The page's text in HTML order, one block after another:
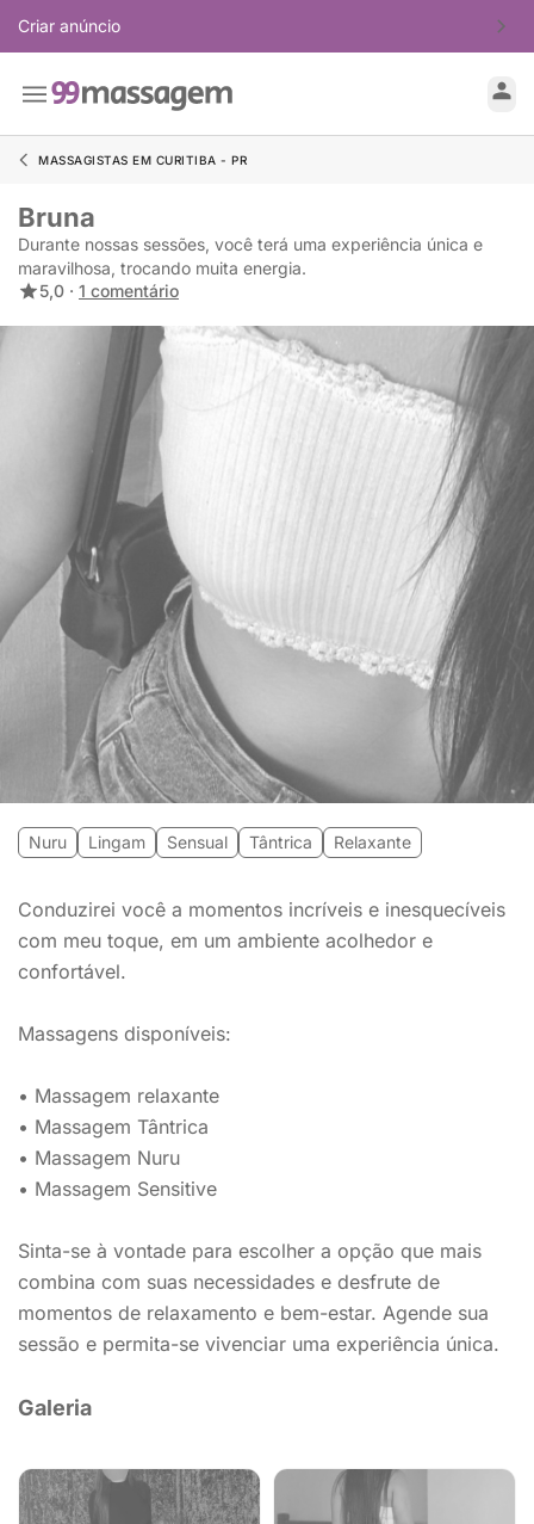
Criar anúncio
MASSAGISTAS EM CURITIBA - PR
Bruna
Durante nossas sessões, você terá uma experiência única e
maravilhosa, trocando muita energia.
5,0 · 1 comentário
Nuru Lingam Sensual Tântrica Relaxante
Conduzirei você a momentos incríveis e inesquecíveis
com meu toque, em um ambiente acolhedor e
confortável.
Massagens disponíveis:
• Massagem relaxante
• Massagem Tântrica
• Massagem Nuru
• Massagem Sensitive
Sinta-se à vontade para escolher a opção que mais
combina com suas necessidades e desfrute de
momentos de relaxamento e bem-estar. Agende sua
sessão e permita-se vivenciar uma experiência única.
Galeria